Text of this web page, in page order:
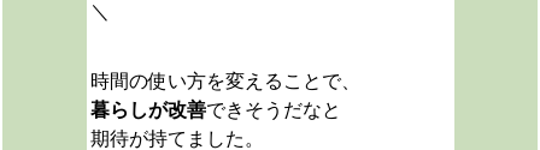
＼
時間の使い方を変えることで、
暮らしが改善できそうだなと
期待が持てました。